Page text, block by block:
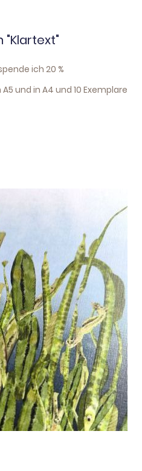
"Klartext"
ich 20 %
und in A4 und 10 Exemplare